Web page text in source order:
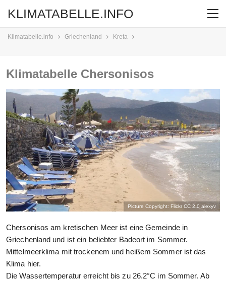
KLIMATABELLE.INFO
Klimatabelle.info Griechenland Kreta
Klimatabelle Chersonisos
Picture Copyright: Flickr CC 2.0 alexyv
Chersonisos am kretischen Meer ist eine Gemeinde in
Griechenland und ist ein beliebter Badeort im Sommer.
Mittelmeerklima mit trockenem und heißem Sommer ist das
Klima hier.
Die Wassertemperatur erreicht bis zu 26.2°C im Sommer. Ab